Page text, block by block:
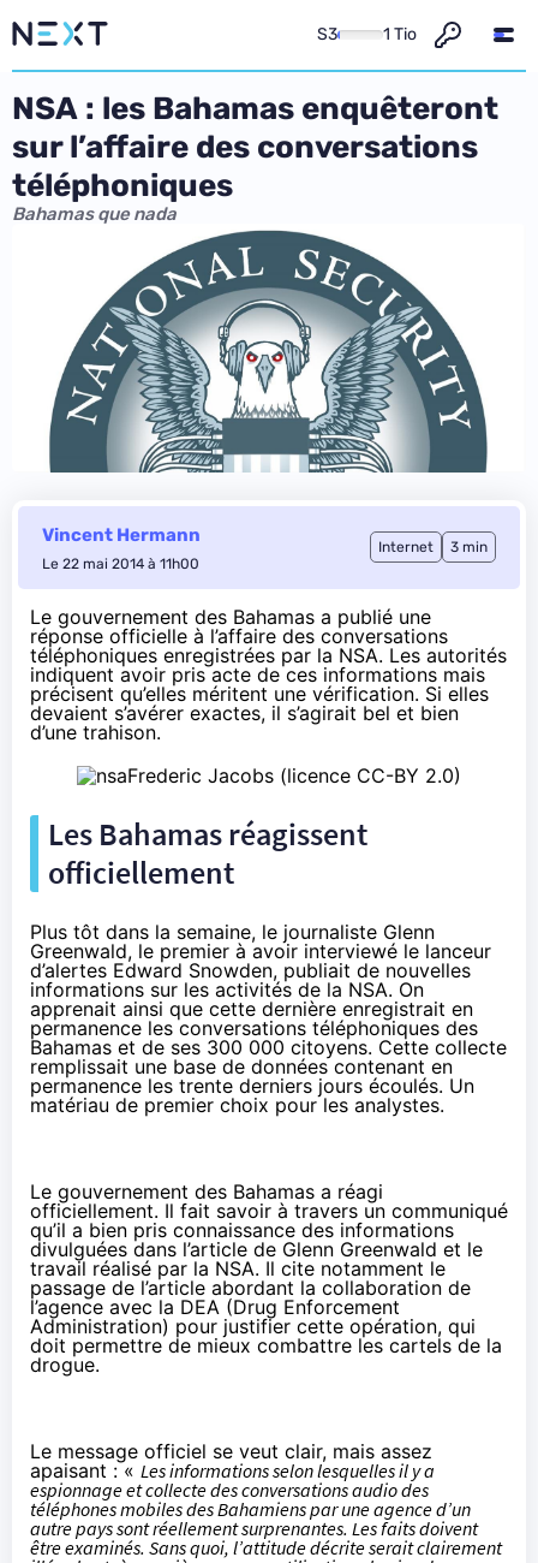
S3 1 Tio
NSA : les Bahamas enquêteront
sur l’affaire des conversations
téléphoniques
Bahamas que nada
Vincent Hermann
Le 22 mai 2014 à 11h00
Internet 3 min
Le gouvernement des Bahamas a publié une
réponse officielle à l’affaire des conversations
téléphoniques enregistrées par la NSA. Les autorités
indiquent avoir pris acte de ces informations mais
précisent qu’elles méritent une vérification. Si elles
devaient s’avérer exactes, il s’agirait bel et bien
d’une trahison.
Frederic Jacobs (licence CC-BY 2.0)
Les Bahamas réagissent
officiellement
Plus tôt dans la semaine, le journaliste Glenn
Greenwald, le premier à avoir interviewé le lanceur
d’alertes Edward Snowden, publiait de nouvelles
informations sur les activités de la NSA. On
apprenait ainsi que cette dernière enregistrait en
permanence les conversations téléphoniques des
Bahamas et de ses 300 000 citoyens. Cette collecte
remplissait une base de données contenant en
permanence les trente derniers jours écoulés. Un
matériau de premier choix pour les analystes.
Le gouvernement des Bahamas a réagi
officiellement. Il fait savoir à travers un communiqué
qu’il a bien pris connaissance des informations
divulguées dans l’article de Glenn Greenwald et le
travail réalisé par la NSA. Il cite notamment le
passage de l’article abordant la collaboration de
l’agence avec la DEA (Drug Enforcement
Administration) pour justifier cette opération, qui
doit permettre de mieux combattre les cartels de la
drogue.
Le message officiel se veut clair, mais assez
apaisant : « Les informations selon lesquelles il y a
espionnage et collecte des conversations audio des
téléphones mobiles des Bahamiens par une agence d’un
autre pays sont réellement surprenantes. Les faits doivent
être examinés. Sans quoi, l’attitude décrite serait clairement